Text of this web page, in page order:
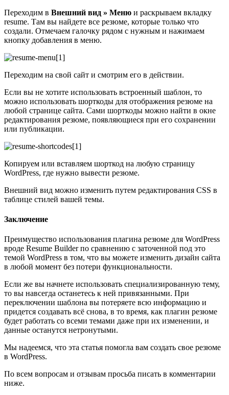
Переходим в Внешний вид » Меню и раскрываем вкладку
resume. Там вы найдете все резюме, которые только что
создали. Отмечаем галочку рядом с нужным и нажимаем
кнопку добавления в меню.
Переходим на свой сайт и смотрим его в действии.
Если вы не хотите использовать встроенный шаблон, то
можно использовать шорткоды для отображения резюме на
любой странице сайта. Сами шорткоды можно найти в окне
редактирования резюме, появляющиеся при его сохранении
или публикации.
Копируем или вставляем шорткод на любую страницу
WordPress, где нужно вывести резюме.
Внешний вид можно изменить путем редактирования CSS в
таблице стилей вашей темы.
Заключение
Преимущество использования плагина резюме для WordPress
вроде Resume Builder по сравнению с заточенной под это
темой WordPress в том, что вы можете изменить дизайн сайта
в любой момент без потери функциональности.
Если же вы начнете использовать специализированную тему,
то вы навсегда останетесь к ней привязанными. При
переключении шаблона вы потеряете всю информацию и
придется создавать всё снова, в то время, как плагин резюме
будет работать со всеми темами даже при их изменении, и
данные останутся нетронутыми.
Мы надеемся, что эта статья помогла вам создать свое резюме
в WordPress.
По всем вопросам и отзывам просьба писать в комментарии
ниже.